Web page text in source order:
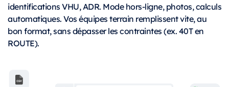
identifications VHU, ADR. Mode hors-ligne, photos, calculs
automatiques. Vos équipes terrain remplissent vite, au
bon format, sans dépasser les contraintes (ex. 40T en
ROUTE).